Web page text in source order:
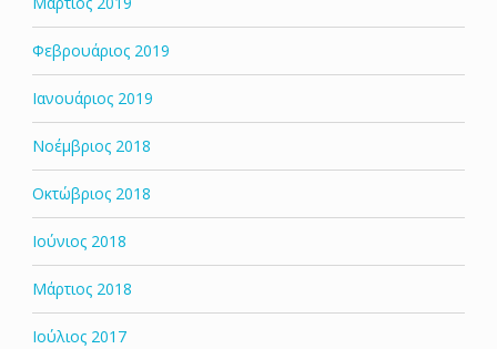
Φεβρουάριος 2019
Ιανουάριος 2019
Νοέμβριος 2018
Οκτώβριος 2018
Ιούνιος 2018
Μάρτιος 2018
Ιούλιος 2017